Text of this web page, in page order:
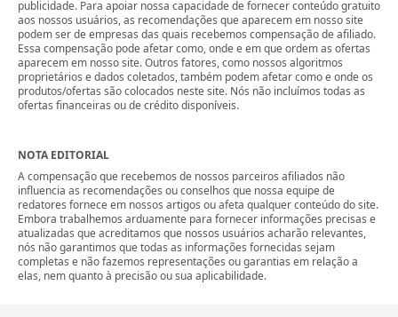
publicidade. Para apoiar nossa capacidade de fornecer conteúdo gratuito
aos nossos usuários, as recomendações que aparecem em nosso site
podem ser de empresas das quais recebemos compensação de afiliado.
Essa compensação pode afetar como, onde e em que ordem as ofertas
aparecem em nosso site. Outros fatores, como nossos algoritmos
proprietários e dados coletados, também podem afetar como e onde os
produtos/ofertas são colocados neste site. Nós não incluímos todas as
ofertas financeiras ou de crédito disponíveis.
NOTA EDITORIAL
A compensação que recebemos de nossos parceiros afiliados não
influencia as recomendações ou conselhos que nossa equipe de
redatores fornece em nossos artigos ou afeta qualquer conteúdo do site.
Embora trabalhemos arduamente para fornecer informações precisas e
atualizadas que acreditamos que nossos usuários acharão relevantes,
nós não garantimos que todas as informações fornecidas sejam
completas e não fazemos representações ou garantias em relação a
elas, nem quanto à precisão ou sua aplicabilidade.